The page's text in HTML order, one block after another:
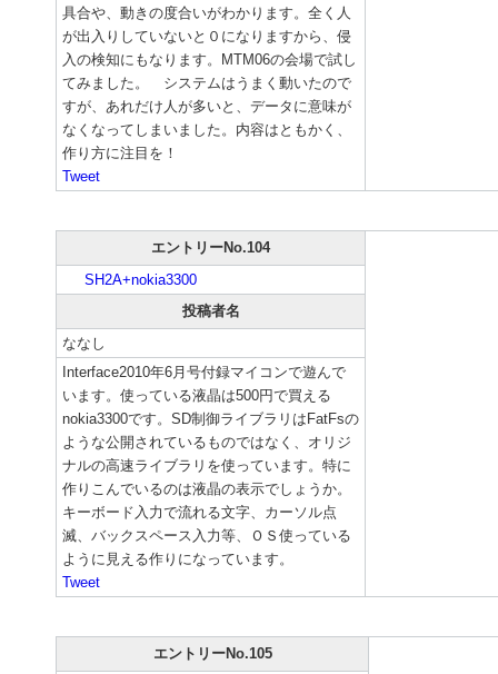
具合や、動きの度合いがわかります。全く人
が出入りしていないと０になりますから、侵
入の検知にもなります。MTM06の会場で試し
てみました。 システムはうまく動いたので
すが、あれだけ人が多いと、データに意味が
なくなってしまいました。内容はともかく、
作り方に注目を！
Tweet
エントリーNo.104
SH2A+nokia3300
投稿者名
ななし
Interface2010年6月号付録マイコンで遊んで
います。使っている液晶は500円で買える
nokia3300です。SD制御ライブラリはFatFsの
ような公開されているものではなく、オリジ
ナルの高速ライブラリを使っています。特に
作りこんでいるのは液晶の表示でしょうか。
キーボード入力で流れる文字、カーソル点
滅、バックスペース入力等、ＯＳ使っている
ように見える作りになっています。
Tweet
エントリーNo.105